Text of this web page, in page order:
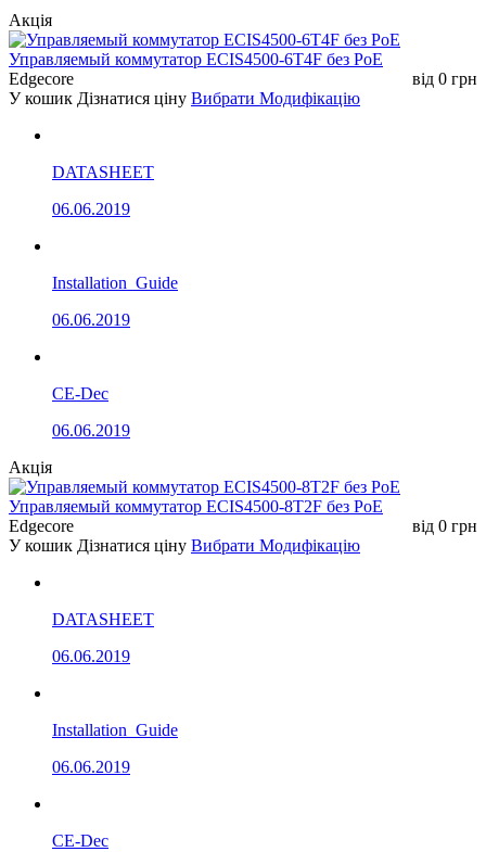
Акція
Управляемый коммутатор ECIS4500-6T4F без РоЕ
Edgecore
від 0 грн
У кошик Дізнатися ціну Вибрати Модифікацію
DATASHEET
06.06.2019
Installation_Guide
06.06.2019
CE-Dec
06.06.2019
Акція
Управляемый коммутатор ECIS4500-8T2F без РоЕ
Edgecore
від 0 грн
У кошик Дізнатися ціну Вибрати Модифікацію
DATASHEET
06.06.2019
Installation_Guide
06.06.2019
CE-Dec